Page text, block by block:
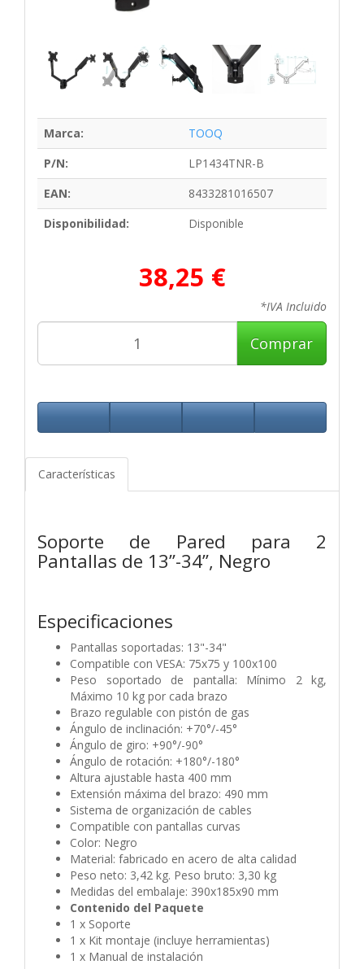
Marca:
TOOQ
P/N:
LP1434TNR-B
EAN:
8433281016507
Disponibilidad:
Disponible
38,25 €
*IVA Incluido
Comprar
Características
Soporte de Pared para 2
Pantallas de 13”-34”, Negro
Especificaciones
Pantallas soportadas: 13"-34"
Compatible con VESA: 75x75 y 100x100
Peso soportado de pantalla: Mínimo 2 kg,
Máximo 10 kg por cada brazo
Brazo regulable con pistón de gas
Ángulo de inclinación: +70°/-45°
Ángulo de giro: +90°/-90°
Ángulo de rotación: +180°/-180°
Altura ajustable hasta 400 mm
Extensión máxima del brazo: 490 mm
Sistema de organización de cables
Compatible con pantallas curvas
Color: Negro
Material: fabricado en acero de alta calidad
Peso neto: 3,42 kg. Peso bruto: 3,30 kg
Medidas del embalaje: 390x185x90 mm
Contenido del Paquete
1 x Soporte
1 x Kit montaje (incluye herramientas)
1 x Manual de instalación